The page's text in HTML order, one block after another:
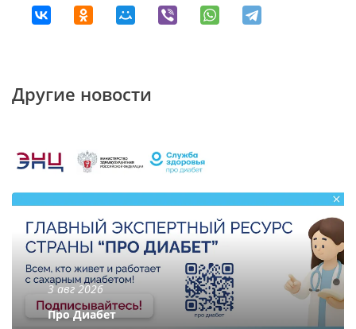
Другие новости
3 авг 2026
Про Диабет